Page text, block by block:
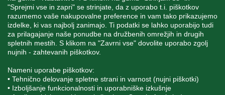
"Sprejmi vse in zapri" se strinjate, da z uporabo t.i. piškotkov
razumemo vaše nakupovalne preference in vam tako prikazujemo
izdelke, ki vas najbolj zanimajo. Ti podatki se lahko uporabijo tudi
za prilagajanje naše ponudbe na družbenih omrežjih in drugih
spletnih mestih. S klikom na "Zavrni vse" dovolite uporabo zgolj
nujnih - zahtevanih piškotkov.
Nameni uporabe piškotkov:
• Tehnično delovanje spletne strani in varnost (nujni piškotki)
• Izboljšanje funkcionalnosti in uporabniške izkušnje
Blatnica 8, 1236 Trzin